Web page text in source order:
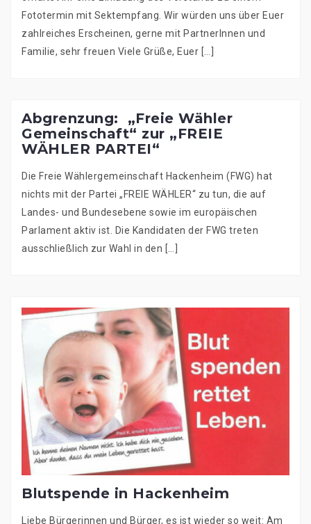
Fototermin mit Sektempfang. Wir würden uns über Euer
zahlreiches Erscheinen, gerne mit PartnerInnen und
Familie, sehr freuen Viele Grüße, Euer […]
Abgrenzung: „Freie Wähler
Gemeinschaft“ zur „FREIE
WÄHLER PARTEI“
Die Freie Wählergemeinschaft Hackenheim (FWG) hat
nichts mit der Partei „FREIE WÄHLER“ zu tun, die auf
Landes- und Bundesebene sowie im europäischen
Parlament aktiv ist. Die Kandidaten der FWG treten
ausschließlich zur Wahl in den […]
Blutspende in Hackenheim
Liebe Bürgerinnen und Bürger, es ist wieder so weit: Am